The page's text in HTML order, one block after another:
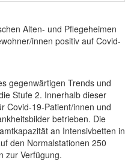
Alten- und Pflegeheimen
innen positiv auf Covid-
gegenwärtigen Trends und
Stufe 2. Innerhalb dieser
Covid-19-Patient/innen und
betrieben. Die
an Intensivbetten in
den Normalstationen 250
zur Verfügung.